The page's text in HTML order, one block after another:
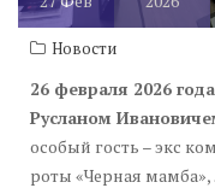
Новости
26 февраля 2026 года
Русланом
особый гость – экс
роты «Черная мамба»,